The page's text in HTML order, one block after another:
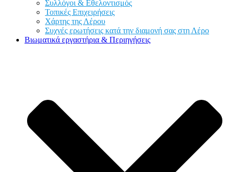
Συλλόγοι & Εθελοντισμός
Τοπικές Επιχειρήσεις
Χάρτης της Λέρου
Συχνές ερωτήσεις κατά την διαμονή σας στη Λέρο
Βιωματικά εργαστήρια & Περιηγήσεις